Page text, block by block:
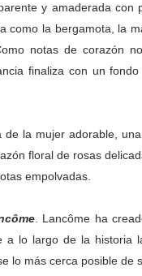
y amaderada con
como la bergamota, la
notas de corazón
finaliza con un
de la mujer adorable,
floral de rosas
empolvadas.
. Lancôme ha
a lo largo de la historia
lo más cerca posible de